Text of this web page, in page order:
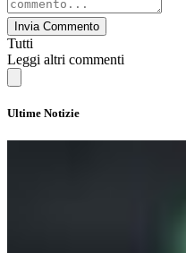
Invia Commento
Tutti
Leggi altri commenti
Ultime Notizie